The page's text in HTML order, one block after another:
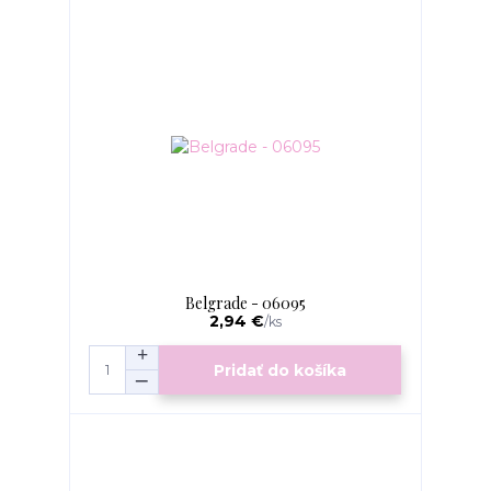
Belgrade - 06095
2,94 €/ks
Pridať do košíka